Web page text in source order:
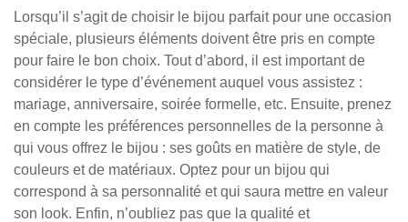
Lorsqu’il s’agit de choisir le bijou parfait pour une occasion
spéciale, plusieurs éléments doivent être pris en compte
pour faire le bon choix. Tout d’abord, il est important de
considérer le type d’événement auquel vous assistez :
mariage, anniversaire, soirée formelle, etc. Ensuite, prenez
en compte les préférences personnelles de la personne à
qui vous offrez le bijou : ses goûts en matière de style, de
couleurs et de matériaux. Optez pour un bijou qui
correspond à sa personnalité et qui saura mettre en valeur
son look. Enfin, n’oubliez pas que la qualité et